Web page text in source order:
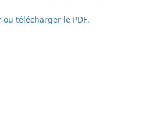
télécharger le PDF.